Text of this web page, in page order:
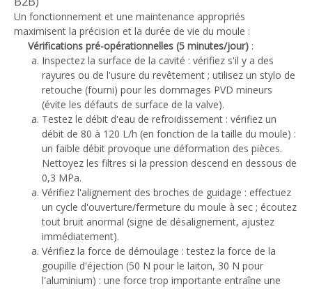
Un fonctionnement et une maintenance appropriés
maximisent la précision et la durée de vie du moule :
Vérifications pré-opérationnelles (5 minutes/jour) :
Inspectez la surface de la cavité : vérifiez s'il y a des
rayures ou de l'usure du revêtement ; utilisez un stylo de
retouche (fourni) pour les dommages PVD mineurs
(évite les défauts de surface de la valve).
Testez le débit d'eau de refroidissement : vérifiez un
débit de 80 à 120 L/h (en fonction de la taille du moule) :
un faible débit provoque une déformation des pièces.
Nettoyez les filtres si la pression descend en dessous de
0,3 MPa.
Vérifiez l'alignement des broches de guidage : effectuez
un cycle d'ouverture/fermeture du moule à sec ; écoutez
tout bruit anormal (signe de désalignement, ajustez
immédiatement).
Vérifiez la force de démoulage : testez la force de la
goupille d'éjection (50 N pour le laiton, 30 N pour
l'aluminium) : une force trop importante entraîne une